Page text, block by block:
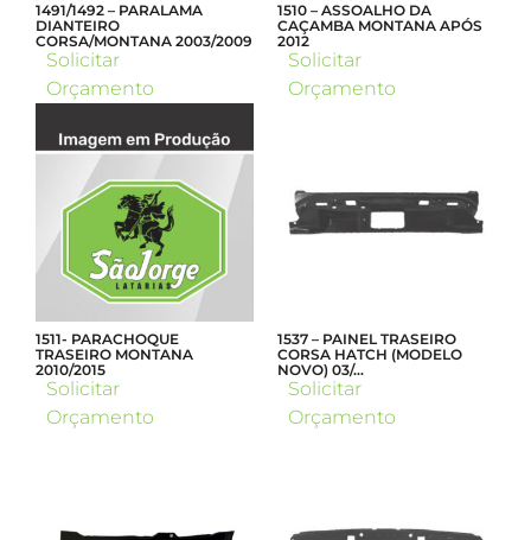
1491/1492 – PARALAMA
DIANTEIRO
CORSA/MONTANA 2003/2009
Solicitar
Orçamento
1510 – ASSOALHO DA
CAÇAMBA MONTANA APÓS
2012
Solicitar
Orçamento
1511- PARACHOQUE
TRASEIRO MONTANA
2010/2015
Solicitar
Orçamento
1537 – PAINEL TRASEIRO
CORSA HATCH (MODELO
NOVO) 03/…
Solicitar
Orçamento